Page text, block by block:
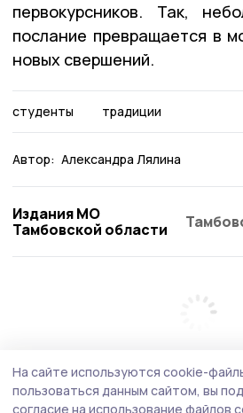
первокурсников. Так,
послание превращается в
новых свершений.
студенты традиции
Автор: Александра Лялина
Издания МО
Тамбовской области
На сайте используются cookie-
пользоваться данным сайтом, вы
согласие на использование файлов